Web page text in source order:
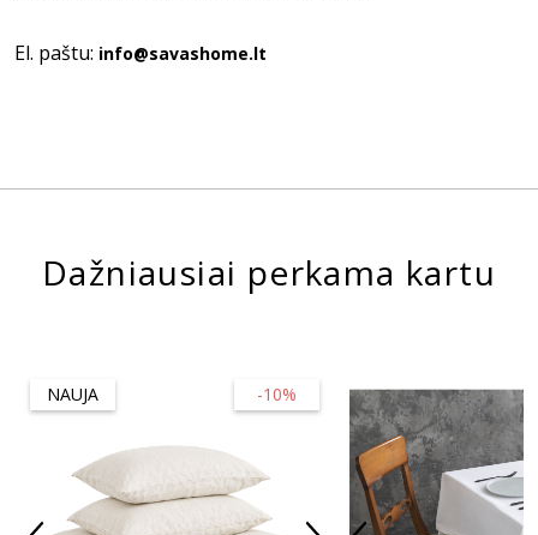
El. paštu: info@savashome.lt
Dažniausiai perkama kartu
-10%
NAUJA